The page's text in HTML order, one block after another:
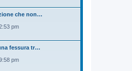
a
g
g
o
che non…
t
i
pm
fessura tr…
pm